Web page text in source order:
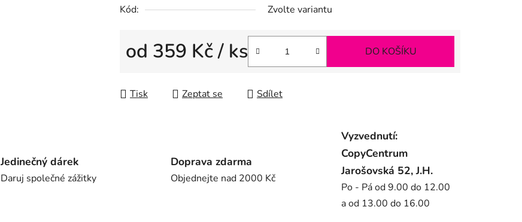
Kód:
Zvolte variantu
od 359 Kč/ ks DO KOŠÍKU
Tisk Zeptat se Sdílet
Jedinečný dárek
Daruj společné zážitky
Doprava zdarma
Objednejte nad 2000 Kč
Vyzvednutí:
CopyCentrum
Jarošovská 52, J.H.
Po - Pá od 9.00 do 12.00
a od 13.00 do 16.00